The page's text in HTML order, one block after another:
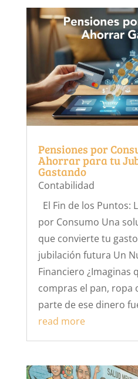
Pensiones por
Ahorrar para tu
Gastando
Contabilidad
El Fin de los Puntos:
por Consumo Una
que convierte tu
jubilación futura Un
Financiero ¿Imaginas
compras el pan, ropa
parte de ese dinero
read more